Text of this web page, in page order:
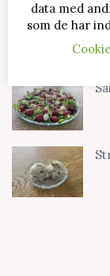
data med
som de har